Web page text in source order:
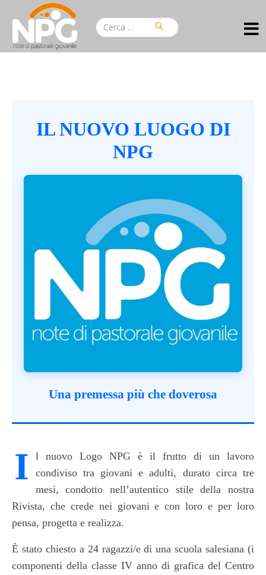
IL NUOVO LUOGO DI
NPG
Una premessa più che doverosa
I
l nuovo Logo NPG è il frutto di un lavoro
condiviso tra giovani e adulti, durato circa tre
mesi, condotto nell’autentico stile della nostra
Rivista, che crede nei giovani e con loro e per loro
pensa, progetta e realizza.
È stato chiesto a 24 ragazzi/e di una scuola salesiana (i
componenti della classe IV anno di grafica del Centro